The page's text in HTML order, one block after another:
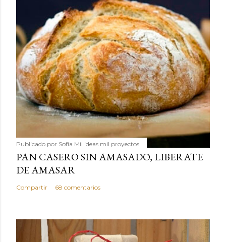
Publicado por Sofía Mil ideas mil proyectos
PAN CASERO SIN AMASADO, LIBERATE
DE AMASAR
Compartir 68 comentarios